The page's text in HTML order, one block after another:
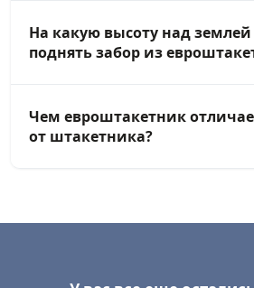
На какую высоту над
поднять забор из
Чем евроштакетник
от штакетника?